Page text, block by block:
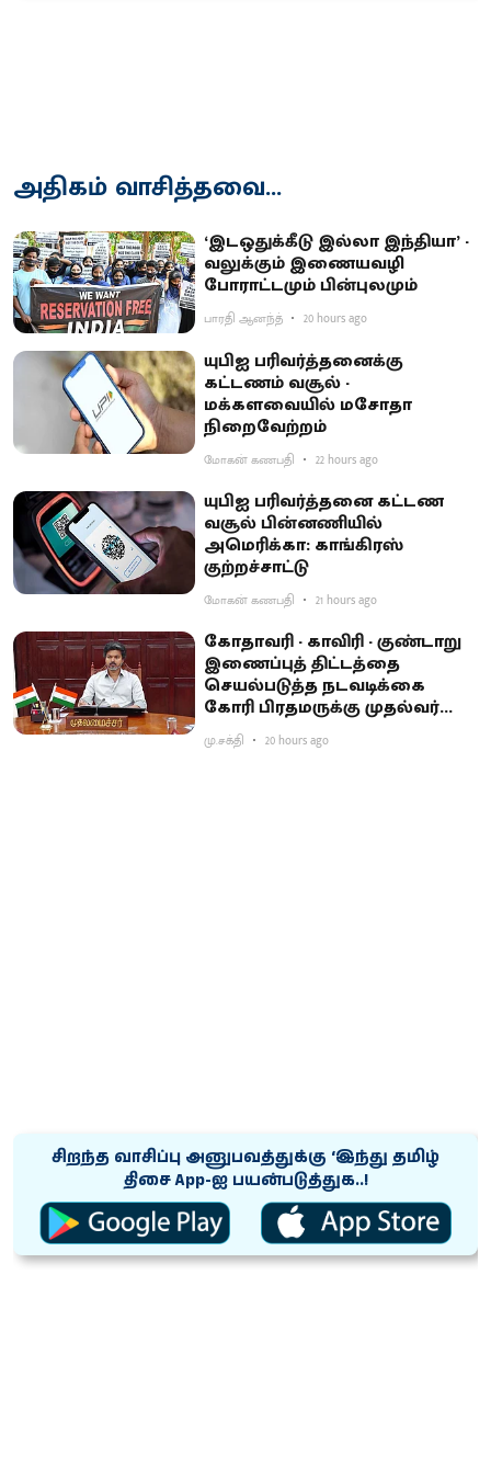
அதிகம் வாசித்தவை...
‘இடஒதுக்கீடு இல்லா இந்தியா’ -
வலுக்கும் இணையவழி
போராட்டமும் பின்புலமும்
பாரதி ஆனந்த் 20 hours ago
யுபிஐ பரிவர்த்தனைக்கு
கட்டணம் வசூல் -
மக்களவையில் மசோதா
நிறைவேற்றம்
மோகன் கணபதி 22 hours ago
யுபிஐ பரிவர்த்தனை கட்டண
வசூல் பின்னணியில்
அமெரிக்கா: காங்கிரஸ்
குற்றச்சாட்டு
மோகன் கணபதி 21 hours ago
கோதாவரி - காவிரி - குண்டாறு
இணைப்புத் திட்டத்தை
செயல்படுத்த நடவடிக்கை
கோரி பிரதமருக்கு முதல்வர்
விஜய் கடிதம்
மு.சக்தி 20 hours ago
சிறந்த வாசிப்பு அனுபவத்துக்கு ‘இந்து தமிழ்
திசை App-ஐ பயன்படுத்துக..!